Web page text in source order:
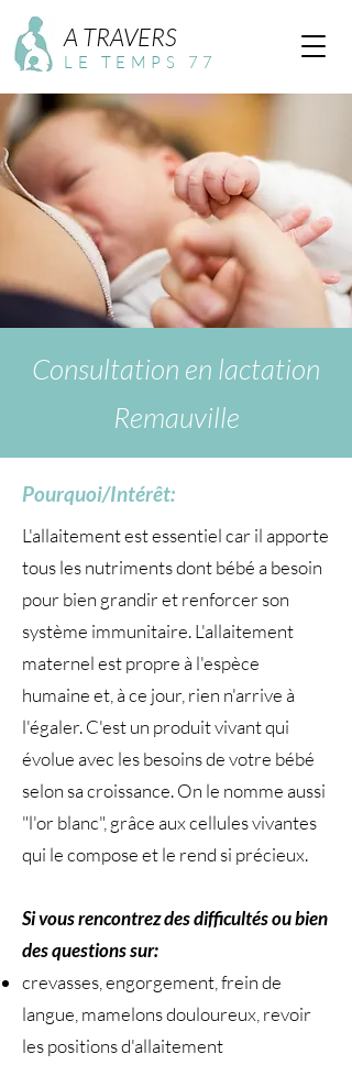
LE TEMPS 77
A TRAVERS
Consultation en lactation
Remauville
Pourquoi/Intérêt:
L'allaitement est essentiel car il apporte
tous les nutriments dont bébé a besoin
pour bien grandir et renforcer son
système immunitaire. L'allaitement
maternel est propre à l'espèce
humaine et, à ce jour, rien n'arrive à
l'égaler. C'est un produit vivant qui
évolue avec les besoins de votre bébé
selon sa croissance. On le nomme aussi
"l'or blanc", grâce aux cellules vivantes
qui le compose et le rend si précieux.
Si vous rencontrez des difficultés ou bien
des questions sur:
crevasses, engorgement, frein de
langue, mamelons douloureux, revoir
les positions d'allaitement